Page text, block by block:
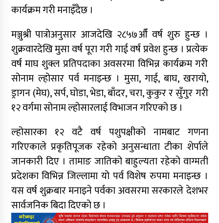
कार्यक्रम गरी मनाइँदैछ ।
मञ्जुश्री पात्रोअनुसार आजदेखि २८५७औँ वर्ष शुरु हुन्छ ।
शुक्रवारदेखि मुसा वर्ष पूरा गरी गाई वर्ष प्रवेश हुन्छ । प्रत्येक
वर्ष माघ शुक्ल प्रतिपदाका अवसरमा विभिन्न कार्यक्रम गरी
सोनाम ल्होसार पर्व मनाइन्छ । मुसा, गाई, बाघ, खरायो,
ड्रागन (मेघ), सर्प, घोडा, भेडा, बाँदर, चरा, कुकुर र सुँगुर गरी
१२ वर्गमा सोनाम ल्होसारलाई विभाजन गरिएको छ ।
ल्होसारका १२ वटै वर्ष पशुपक्षीको नामबाट गणना
गरिएकाले प्रकृतिपूजक रहेको अनुसन्धाता टीका शेर्पाले
जानकारी दिए । तामाङ जातिको बाहुल्यता रहेको वाग्मती
प्रदेशका विभिन्न जिल्लामा यो पर्व विशेष रुपमा मनाइन्छ ।
यस वर्ष शुक्रबार मनाइने पर्वका अवसरमा सरकारले देशभर
सार्वजनिक बिदा दिएको छ ।